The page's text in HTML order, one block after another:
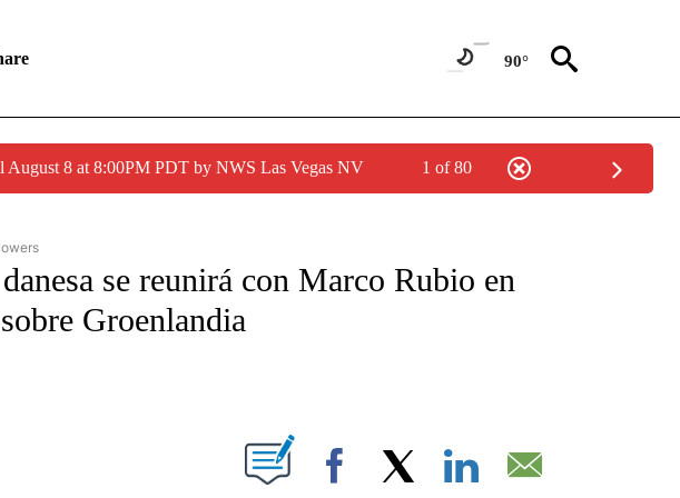
90°
August 8 at 8:00PM PDT by NWS Las Vegas NV 1 of 80
- SPANISH" TO RECEIVE NOTIFICATIONS ABOUT NEW PAGES ON "CNN - SPANISH".
se reunirá con Marco Rubio en
Groenlandia
RECEIVE NOTIFICATIONS ABOUT NEW PAGES ON "".
Facebook